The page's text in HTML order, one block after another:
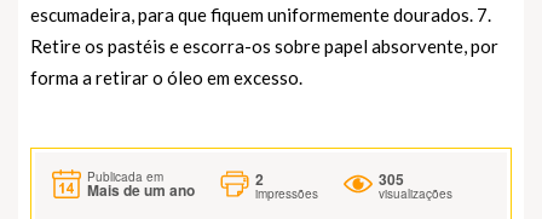
escumadeira, para que fiquem uniformemente dourados. 7.
Retire os pastéis e escorra-os sobre papel absorvente, por
forma a retirar o óleo em excesso.
Publicada em
Mais de um ano
2
impressões
305
visualizações